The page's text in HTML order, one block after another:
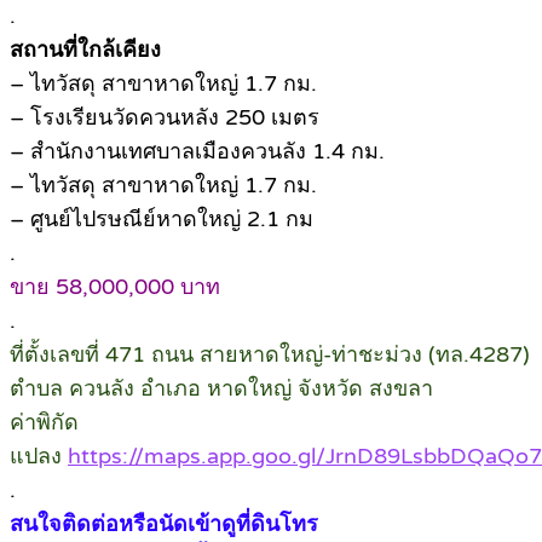
.
สถานที่ใกล้เคียง
– ไทวัสดุ สาขาหาดใหญ่ 1.7 กม.
– โรงเรียนวัดควนหลัง 250 เมตร
– สำนักงานเทศบาลเมืองควนลัง 1.4 กม.
– ไทวัสดุ สาขาหาดใหญ่ 1.7 กม.
– ศูนย์ไปรษณีย์หาดใหญ่ 2.1 กม
.
ขาย 58,000,000 บาท
.
ที่ตั้งเลขที่ 471 ถนน สายหาดใหญ่-ท่าชะม่วง (ทล.4287)
ตำบล ควนลัง อำเภอ หาดใหญ่ จังหวัด สงขลา
ค่าพิกัด
แปลง https://maps.app.goo.gl/
.
สนใจติดต่อหรือนัดเข้าดูที่ดินโทร